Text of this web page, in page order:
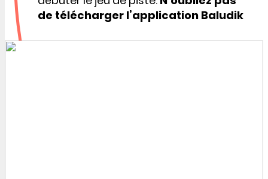
de télécharger l’application Baludik